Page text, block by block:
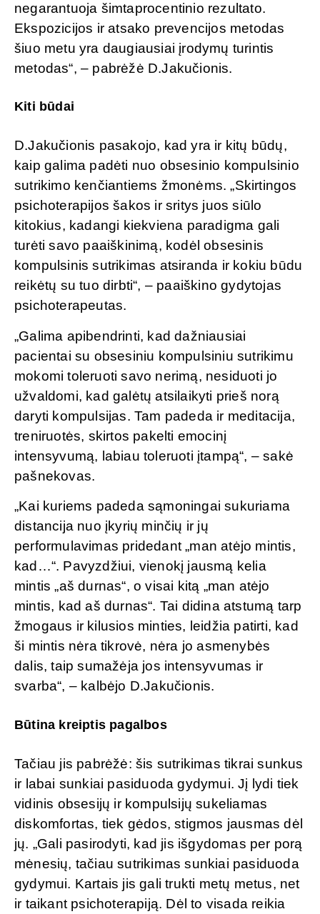
negarantuoja šimtaprocentinio rezultato.
Ekspozicijos ir atsako prevencijos metodas
šiuo metu yra daugiausiai įrodymų turintis
metodas“, – pabrėžė D.Jakučionis.
Kiti būdai
D.Jakučionis pasakojo, kad yra ir kitų būdų,
kaip galima padėti nuo obsesinio kompulsinio
sutrikimo kenčiantiems žmonėms. „Skirtingos
psichoterapijos šakos ir sritys juos siūlo
kitokius, kadangi kiekviena paradigma gali
turėti savo paaiškinimą, kodėl obsesinis
kompulsinis sutrikimas atsiranda ir kokiu būdu
reikėtų su tuo dirbti“, – paaiškino gydytojas
psichoterapeutas.
„Galima apibendrinti, kad dažniausiai
pacientai su obsesiniu kompulsiniu sutrikimu
mokomi toleruoti savo nerimą, nesiduoti jo
užvaldomi, kad galėtų atsilaikyti prieš norą
daryti kompulsijas. Tam padeda ir meditacija,
treniruotės, skirtos pakelti emocinį
intensyvumą, labiau toleruoti įtampą“, – sakė
pašnekovas.
„Kai kuriems padeda sąmoningai sukuriama
distancija nuo įkyrių minčių ir jų
performulavimas pridedant „man atėjo mintis,
kad…“. Pavyzdžiui, vienokį jausmą kelia
mintis „aš durnas“, o visai kitą „man atėjo
mintis, kad aš durnas“. Tai didina atstumą tarp
žmogaus ir kilusios minties, leidžia patirti, kad
ši mintis nėra tikrovė, nėra jo asmenybės
dalis, taip sumažėja jos intensyvumas ir
svarba“, – kalbėjo D.Jakučionis.
Būtina kreiptis pagalbos
Tačiau jis pabrėžė: šis sutrikimas tikrai sunkus
ir labai sunkiai pasiduoda gydymui. Jį lydi tiek
vidinis obsesijų ir kompulsijų sukeliamas
diskomfortas, tiek gėdos, stigmos jausmas dėl
jų. „Gali pasirodyti, kad jis išgydomas per porą
mėnesių, tačiau sutrikimas sunkiai pasiduoda
gydymui. Kartais jis gali trukti metų metus, net
ir taikant psichoterapiją. Dėl to visada reikia